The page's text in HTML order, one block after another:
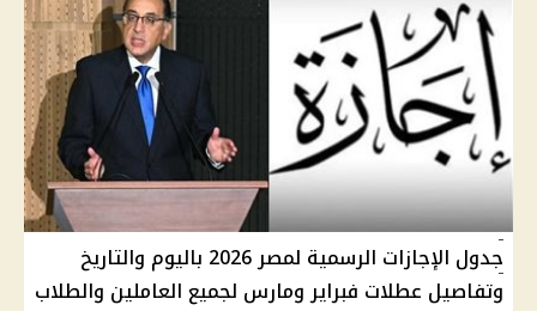
جدول الإجازات الرسمية لمصر 2026 باليوم والتاريخ
وتفاصيل عطلات فبراير ومارس لجميع العاملين والطلاب